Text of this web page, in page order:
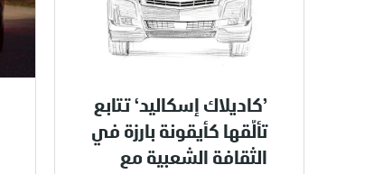
’كاديلاك إسكاليد‘ تتابع
تألّقها كأيقونة بارزة في
الثقافة الشعبية مع